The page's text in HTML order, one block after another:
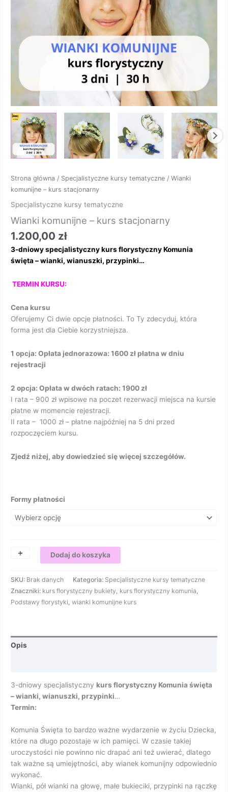
Strona główna / Specjalistyczne kursy tematyczne / Wianki
komunijne – kurs stacjonarny
Specjalistyczne kursy tematyczne
Wianki komunijne – kurs stacjonarny
1.200,00 zł
3-dniowy specjalistyczny kurs florystyczny Komunia
święta – wianki, wianuszki, przypinki…
TERMIN KURSU:
Cena kursu
Oferujemy Ci dwie opcje płatności. To Ty zdecyduj, która
forma jest dla Ciebie korzystniejsza.
1 opcja: Opłata jednorazowa: 1600 zł płatna w dniu
rejestracji
2 opcja:Opłata w dwóch ratach: 1900 zł
I rata – 900 zł wpisowe na poczet rezerwacji miejsca na kursie
płatne w momencie rejestracji.
II rata – 1000 zł – płatne najpóźniej na 5 dni przed
rozpoczęciem kursu.
Zjedź niżej, aby dowiedzieć się więcej szczegółów.
Formy płatności
-
+ Dodaj do koszyka
SKU: Brak danych Kategoria: Specjalistyczne kursy tematyczne
Znaczniki: kurs florystyczny bukiety, kurs florystyczny komunia,
Podstawy florystyki,wianki komunijne kurs
Opis
3-dniowy specjalistyczny kurs florystyczny Komunia święta
– wianki, wianuszki, przypinki…
Termin:
Komunia Święta to bardzo ważne wydarzenie w życiu Dziecka,
które na długo pozostaje w ich pamięci. W czasie takiej
uroczystości nie powinno nic drapać ani też uwierać, dlatego
tak ważne są umiejętności, aby wianek komunijny odpowiednio
wykonać.
Wianki, pół wianki na głowę, małe bukieciki, przypinki na rączkę